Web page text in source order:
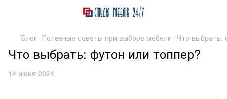
Блог Полезные советы при выборе мебели Что выбрать:
Что выбрать: футон или топпер?
14 июня 2024